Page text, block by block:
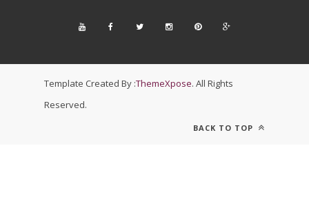
Template Created By :ThemeXpose. All Rights
Reserved.
BACK TO TOP